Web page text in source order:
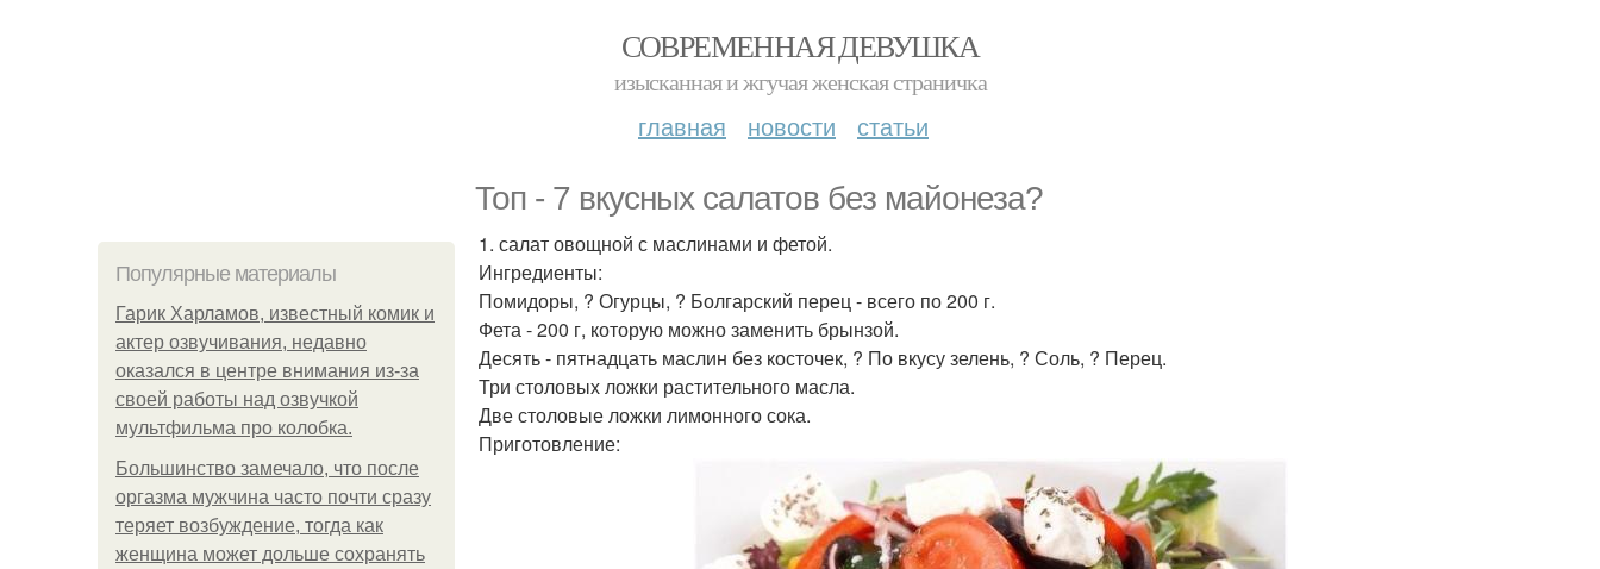
СОВРЕМЕННАЯ ДЕВУШКА
изысканная и жгучая женская страничка
главная новости статьи
Топ - 7 вкусных салатов без майонеза?
Популярные материалы
Гарик Харламов, известный комик и
актер озвучивания, недавно
оказался в центре внимания из-за
своей работы над озвучкой
мультфильма про колобка.
Большинство замечало, что после
оргазма мужчина часто почти сразу
теряет возбуждение, тогда как
женщина может дольше сохранять
1. салат овощной с маслинами и фетой.
Ингредиенты:
Помидоры, ? Огурцы, ? Болгарский перец - всего по 200 г.
Фета - 200 г, которую можно заменить брынзой.
Десять - пятнадцать маслин без косточек, ? По вкусу зелень, ? Соль, ? Перец.
Три столовых ложки растительного масла.
Две столовые ложки лимонного сока.
Приготовление: